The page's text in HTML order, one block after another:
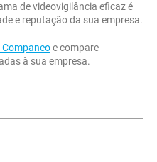
de videovigilância eficaz é
e reputação da sua empresa.
e compare
à sua empresa.